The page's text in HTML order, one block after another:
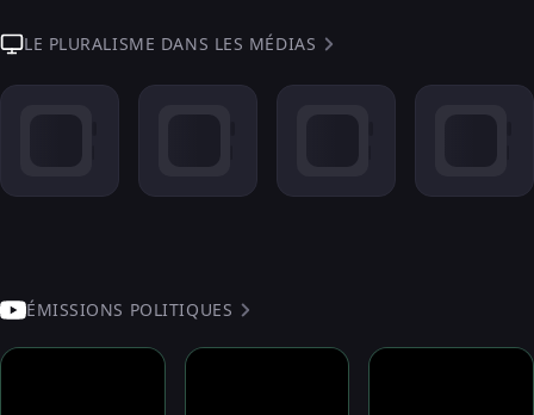
LE PLURALISME DANS LES MÉDIAS
ÉMISSIONS POLITIQUES